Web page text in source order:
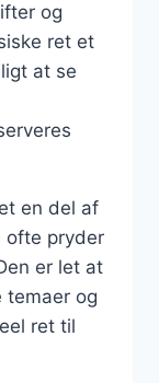
og
ret et
at se
en del af
ofte pryder
er let at
temaer og
ret til